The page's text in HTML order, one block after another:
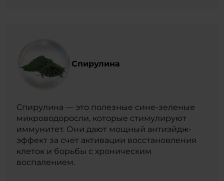
Спирулина
Спирулина — это полезные сине-зеленые
микроводоросли, которые стимулируют
иммунитет. Они дают мощный антиэйдж-
эффект за счет активации восстановления
клеток и борьбы с хроническим
воспалением.